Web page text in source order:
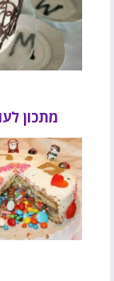
מתכון